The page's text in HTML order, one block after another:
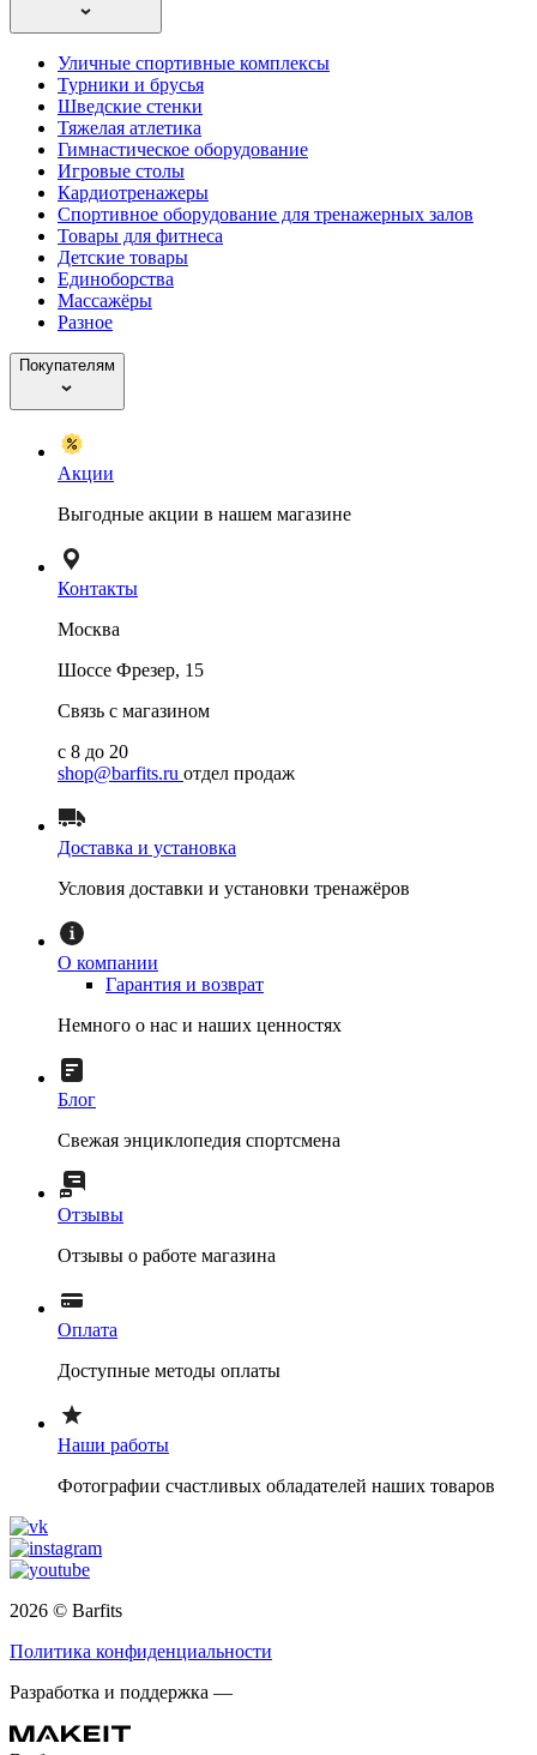
Уличные спортивные комплексы
Турники и брусья
Шведские стенки
Тяжелая атлетика
Гимнастическое оборудование
Игровые столы
Кардиотренажеры
Спортивное оборудование для тренажерных залов
Товары для фитнеса
Детские товары
Единоборства
Массажёры
Разное
Покупателям
Акции
Выгодные акции в нашем магазине
Контакты
Москва
Шоссе Фрезер, 15
Связь с магазином
с 8 до 20
shop@barfits.ru отдел продаж
Доставка и установка
Условия доставки и установки тренажёров
О компании
Гарантия и возврат
Немного о нас и наших ценностях
Блог
Свежая энциклопедия спортсмена
Отзывы
Отзывы о работе магазина
Оплата
Доступные методы оплаты
Наши работы
Фотографии счастливых обладателей наших товаров
2026 © Barfits
Политика конфиденциальности
Разработка и поддержка —